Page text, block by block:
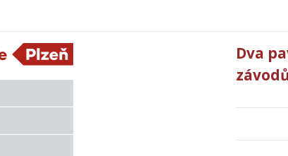
Dva
závodů